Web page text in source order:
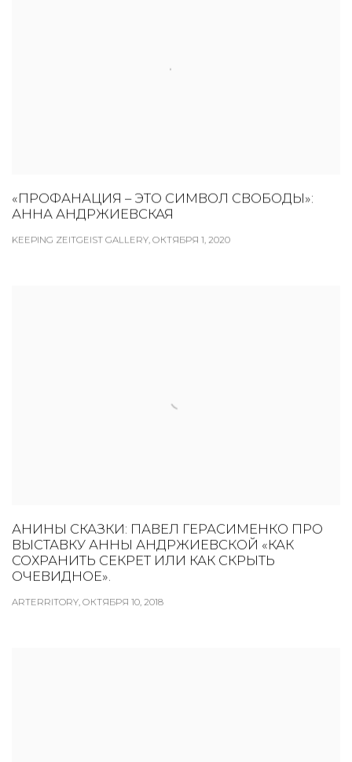
«ПРОФАНАЦИЯ – ЭТО СИМВОЛ СВОБОДЫ»:
АННА АНДРЖИЕВСКАЯ
KEEPING ZEITGEIST GALLERY, ОКТЯБРЯ 1, 2020
АНИНЫ СКАЗКИ: ПАВЕЛ ГЕРАСИМЕНКО ПРО
ВЫСТАВКУ АННЫ АНДРЖИЕВСКОЙ «КАК
СОХРАНИТЬ СЕКРЕТ ИЛИ КАК СКРЫТЬ
ОЧЕВИДНОЕ».
ARTERRITORY, ОКТЯБРЯ 10, 2018